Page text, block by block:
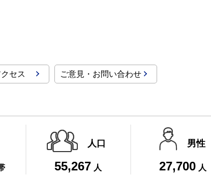
セス ご意見・お問い合わせ
人口
55,267 人
男性
27,700 人